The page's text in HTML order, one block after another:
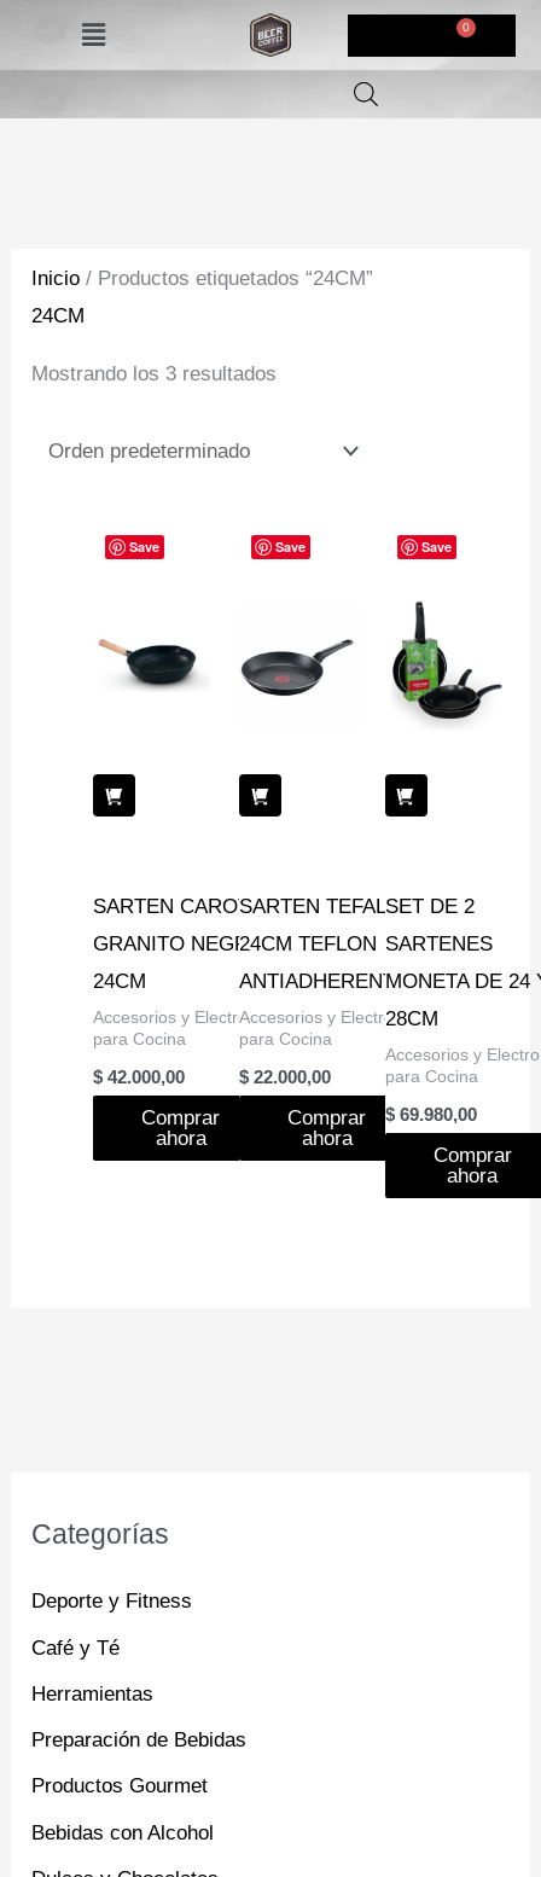
Menú
Categorías
Deporte y Fitness
Café y Té
Herramientas
Preparación de Bebidas
Productos Gourmet
Bebidas con Alcohol
Inicio / Productos etiquetados “24CM”
24CM
Mostrando los 3 resultados
Save
SARTEN CAROTE
GRANITO NEGRO
24CM
Accesorios y Electro
para Cocina
$ 42.000,00
Comprar
ahora
Save
SARTEN TEFAL
24CM TEFLON
ANTIADHERENTE
Accesorios y Electro
para Cocina
$ 22.000,00
Comprar
ahora
Save
SET DE 2
SARTENES
MONETA DE 24
28CM
Accesorios y Electro
para Cocina
$69.980,00
Comprar
ahora